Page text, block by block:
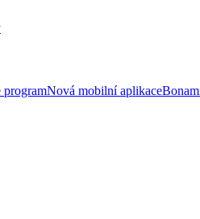
Nová mobilní aplikace